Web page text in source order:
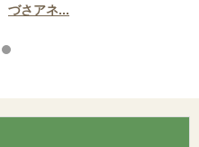
づさアネ...